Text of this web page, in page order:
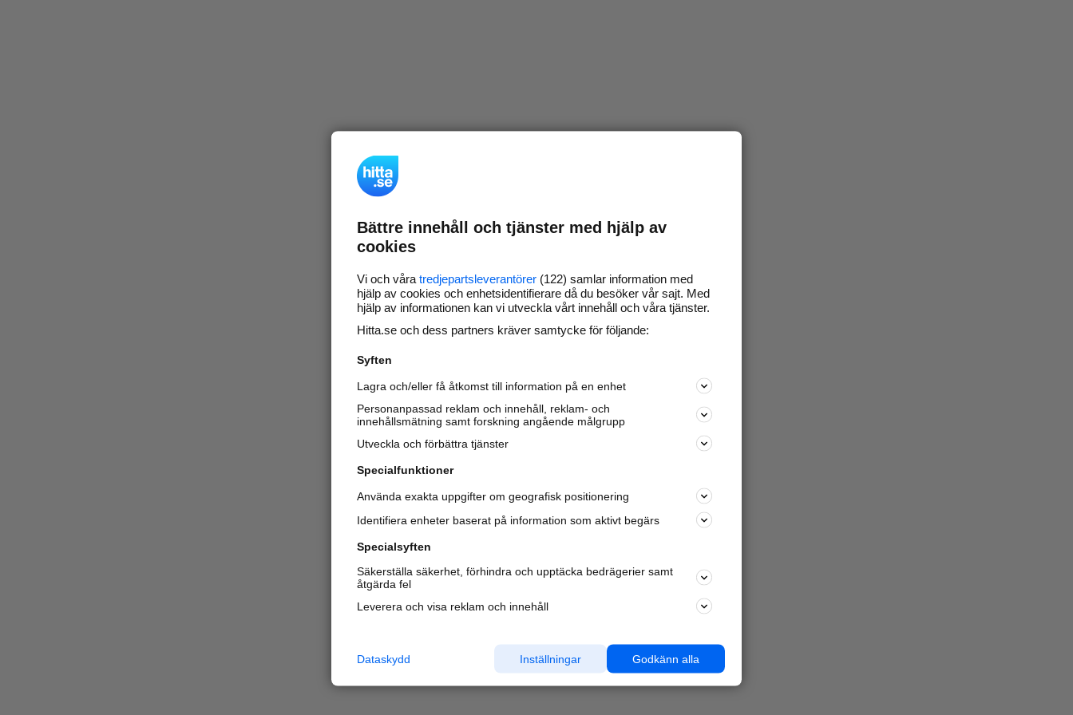
Bättre innehåll och tjänster med hjälp av
cookies
Vi och våra tredjepartsleverantörer (122) samlar information med
hjälp av cookies och enhetsidentifierare då du besöker vår sajt. Med
hjälp av informationen kan vi utveckla vårt innehåll och våra tjänster.
Hitta.se och dess partners kräver samtycke för följande:
Syften
Lagra och/eller få åtkomst till information på en enhet
Personanpassad reklam och innehåll, reklam- och
innehållsmätning samt forskning angående målgrupp
Utveckla och förbättra tjänster
Specialfunktioner
Använda exakta uppgifter om geografisk positionering
Identifiera enheter baserat på information som aktivt begärs
Specialsyften
Säkerställa säkerhet, förhindra och upptäcka bedrägerier samt
åtgärda fel
Leverera och visa reklam och innehåll
Godkänn alla
Inställningar
Dataskydd